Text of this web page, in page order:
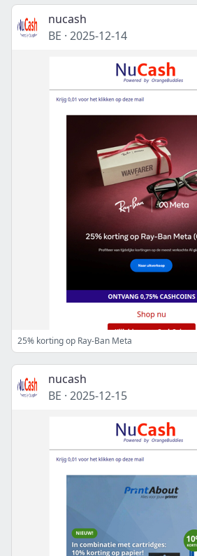
nucash
BE · 2025-12-14
25% korting op Ray-Ban Meta
nucash
BE · 2025-12-15